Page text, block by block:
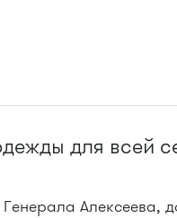
для всей
Алексеева,